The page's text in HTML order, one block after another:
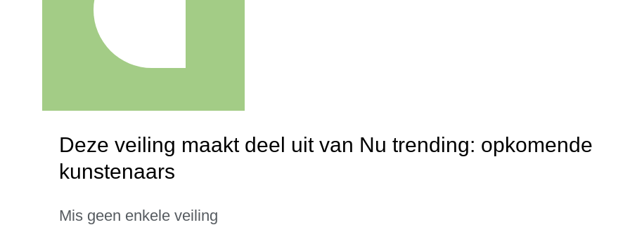
Deze veiling maakt deel uit van Nu trending: opkomende
kunstenaars
Mis geen enkele veiling